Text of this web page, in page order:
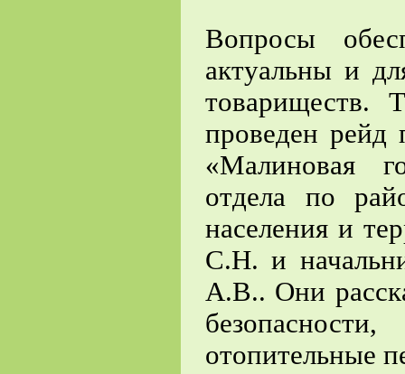
Вопросы
актуальны и
товариществ.
проведен
«Малиновая
отдела по
населения и
С.Н. и
А.В.. Они
отопительные